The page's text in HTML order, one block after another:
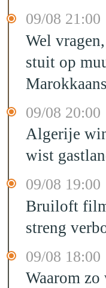
09/08 21:00
Wel
stuit op
09/08 20:00
Algerije
wist
09/08 19:00
Bruiloft
streng
09/08 18:00
Waarom